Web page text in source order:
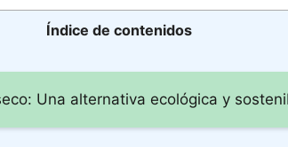
Índice de contenidos
Una alternativa ecológica y